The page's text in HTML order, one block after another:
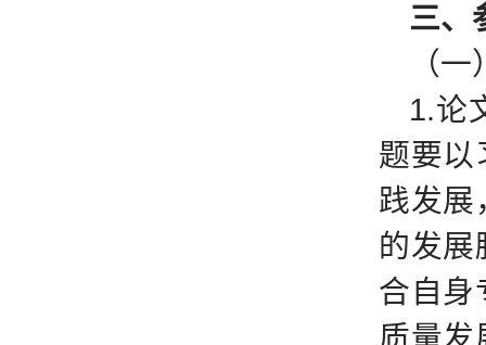
三、
（
1.论
题要以
践发展
的发展
合自身
质量发